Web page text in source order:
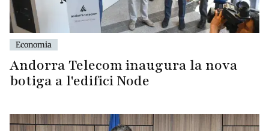
Economia
Andorra Telecom inaugura la nova
botiga a l'edifici Node